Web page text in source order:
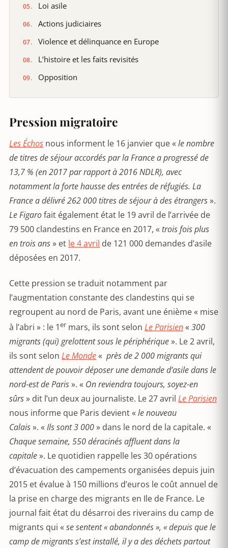
Loi asile
Actions judiciaires
Violence et délinquance en Europe
L’histoire et les faits revisités
Opposition
Pression migratoire
Les Échos nous informent le 16 janvier que « le nombre
de titres de séjour accordés par la France a progressé de
13,7 % (en 2017 par rapport à 2016 NDLR), avec
notamment la forte hausse des entrées de réfugiés. La
France a délivré 262 000 titres de séjour à des étrangers».
Le Figarofait également état le 19 avril de l’arrivée de
79 500 clandestins en France en 2017, « trois fois plus
en trois ans» et le 4 avril de 121 000 demandes d’asile
déposées en 2017.
Cette pression se traduit notamment par
l’augmentation constante des clandestins qui se
regroupent au nord de Paris, avant une énième « mise
à l’abri » : le 1er mars, ils sont selon Le Parisien« 300
migrants (qui) grelottent sous le périphérique». Le 2 avril,
ils sont selon Le Monde« près de 2 000 migrants qui
attendent de pouvoir déposer une demande d’asiledans le
nord-est de Paris». « On reviendra toujours, soyez-en
sûrs» dit l’un deux au journaliste. Le 27 avril Le Parisien
nous informe que Paris devient « le nouveau
Calais». « Ils sont 3 000» dans le nord de la capitale. «
Chaque semaine, 550 déracinés affluent dans la
capitale». Le quotidien rappelle les 30 opérations
d’évacuation des campements organisées depuis juin
2015 et évalue à 150 millions d’euros le coût annuel de
la prise en charge des migrants en Ile de France. Le
journal fait état du désarroi des riverains du camp de
migrants qui « se sentent « abandonnés », « depuis que le
camp de migrants s’est installé, il y a des déchets partout